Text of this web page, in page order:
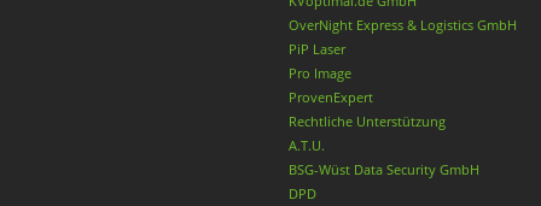
OverNight Express & Logistics GmbH
PiP Laser
Pro Image
ProvenExpert
Rechtliche Unterstützung
A.T.U.
BSG-Wüst Data Security GmbH
DPD